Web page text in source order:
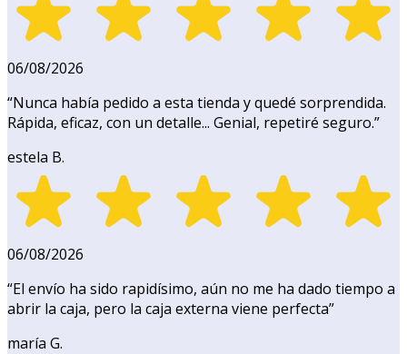
06/08/2026
“Nunca había pedido a esta tienda y quedé sorprendida.
Rápida, eficaz, con un detalle... Genial, repetiré seguro.”
estela B.
06/08/2026
“El envío ha sido rapidísimo, aún no me ha dado tiempo a
abrir la caja, pero la caja externa viene perfecta”
maría G.